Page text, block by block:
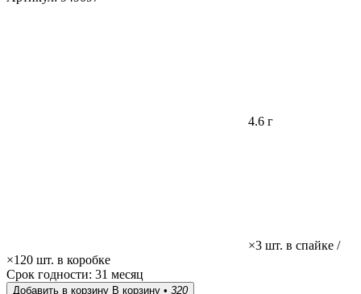
4.6 г
×3 шт. в спайке /
×120 шт. в коробке
Срок годности: 31 месяц
Добавить в корзину В корзину • 320